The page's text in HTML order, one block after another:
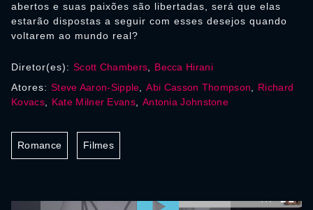
abertos e suas paixões são libertadas, será que elas
estarão dispostas a seguir com esses desejos quando
voltarem ao mundo real?
Diretor(es): Scott Chambers
Becca Hirani
Atores: Steve Aaron-Sipple ,Abi Casson Thompson
Richard
Kovacs, Kate Milner Evans, Antonia Johnstone
Romance Filmes